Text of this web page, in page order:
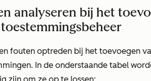
analyseren bij het
fouten optreden bij het toevoegen
In de onderstaande tabel